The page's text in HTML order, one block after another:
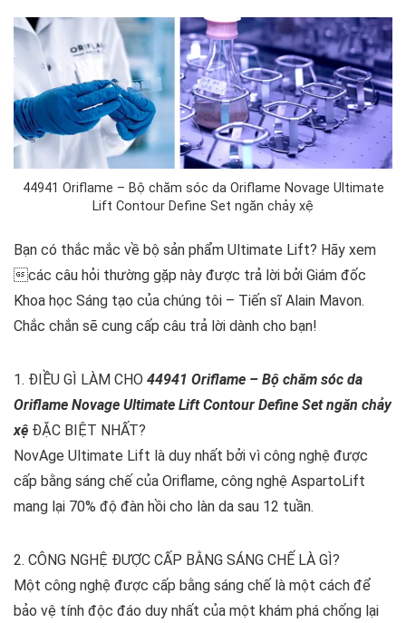
44941 Oriflame – Bộ chăm sóc da Oriflame Novage Ultimate
Lift Contour Define Set ngăn chảy xệ
Bạn có thắc mắc về bộ sản phẩm Ultimate Lift? Hãy xem
các câu hỏi thường gặp này được trả lời bởi Giám đốc
Khoa học Sáng tạo của chúng tôi – Tiến sĩ Alain Mavon.
Chắc chắn sẽ cung cấp câu trả lời dành cho bạn!
1. ĐIỀU GÌ LÀM CHO 44941 Oriflame – Bộ chăm sóc da
Oriflame Novage Ultimate Lift Contour Define Set ngăn chảy
xệ ĐẶC BIỆT NHẤT?
NovAge Ultimate Lift là duy nhất bởi vì công nghệ được
cấp bằng sáng chế của Oriflame, công nghệ AspartoLift
mang lại 70% độ đàn hồi cho làn da sau 12 tuần.
2. CÔNG NGHỆ ĐƯỢC CẤP BẰNG SÁNG CHẾ LÀ GÌ?
Một công nghệ được cấp bằng sáng chế là một cách để
bảo vệ tính độc đáo duy nhất của một khám phá chống lại